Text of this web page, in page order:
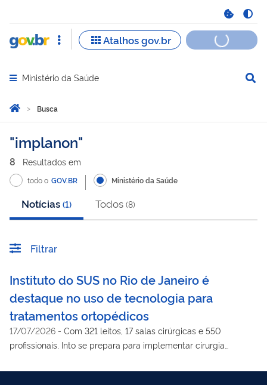
Abrir menu principal de navegação
Ministério da Saúde
Você está aqui:
Página Inicial
Busca
Busca
implanon
8 Resultados em
todo o GOV.BR Ministério da Saúde
Notícias (1) Todos (8)
Filtrar
Instituto do SUS no Rio de Janeiro é
destaque no uso de tecnologia para
tratamentos ortopédicos
17/07/2026 - Com 321 leitos, 17 salas cirúrgicas e 550
profissionais, Into se prepara para implementar cirurgia